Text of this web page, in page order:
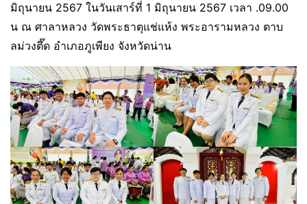
มิถุนายน 2567 ในวันเสาร์ที่ 1 มิถุนายน 2567 เวลา .09.00
น ณ ศาลาหลวง วัดพระธาตุแช่แห้ง พระอารามหลวง ตาบ
ลม่วงตึ๊ด อำเภอภูเพียง จังหวัดน่าน